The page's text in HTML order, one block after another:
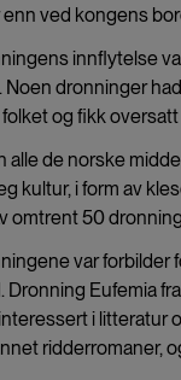
ved kongens
innflytelse
Noen dronninger
og fikk
alle de norske
kultur, i form av
omtrent 50
var forbilder
Dronning Eufemia
i litteratur
ridderromaner,